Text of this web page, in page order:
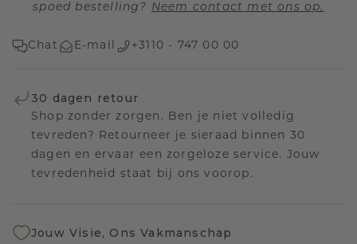
spoed bestelling? Neem contact met ons op.
Chat E-mail +3110 - 747 00 00
30 dagen retour
Shop zonder zorgen. Ben je niet volledig
tevreden? Retourneer je sieraad binnen 30
dagen en ervaar een zorgeloze service. Jouw
tevredenheid staat bij ons voorop.
Jouw Visie, Ons Vakmanschap